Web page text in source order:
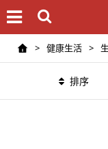
> 健康生活 >
排序